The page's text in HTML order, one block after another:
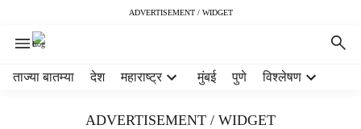
ADVERTISEMENT / WIDGET
ताज्या बातम्या देश महाराष्ट्र मुंबई पुणे विश्लेषण
ADVERTISEMENT / WIDGET